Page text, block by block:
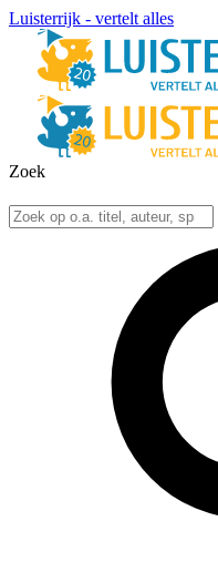
Luisterrijk - vertelt alles
Zoek